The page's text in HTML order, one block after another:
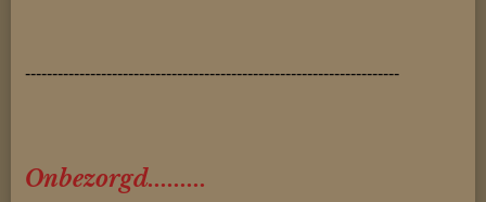
---------------------------------------------------------------------
Onbezorgd.........